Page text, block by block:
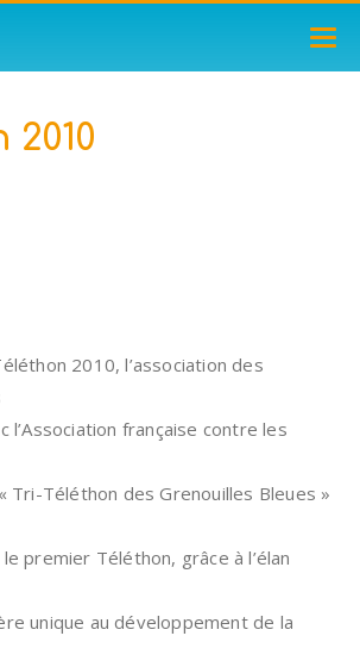
2010, l’association des
l’Association française contre les
Tri-Téléthon des Grenouilles Bleues »
le premier Téléthon, grâce à l’élan
unique au développement de la